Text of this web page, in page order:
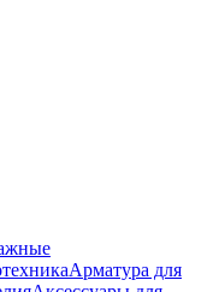
Арматура для